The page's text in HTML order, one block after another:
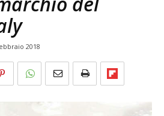
2018